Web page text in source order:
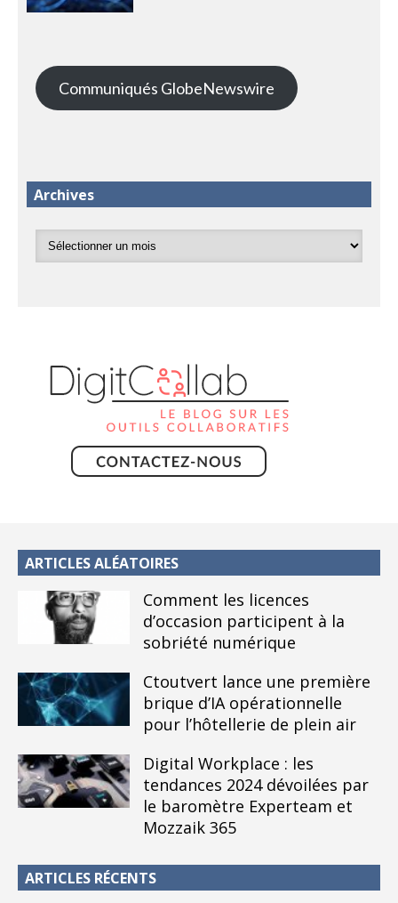
Communiqués GlobeNewswire
Archives
ARTICLES ALÉATOIRES
Comment les licences
d’occasion participent à la
sobriété numérique
Ctoutvert lance une première
brique d’IA opérationnelle
pour l’hôtellerie de plein air
Digital Workplace : les
tendances 2024 dévoilées par
le baromètre Experteam et
Mozzaik 365
ARTICLES RÉCENTS